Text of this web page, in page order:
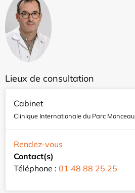
Lieux de consultation
Cabinet
Clinique Internationale du Parc Monceau
Rendez-vous
Contact(s)
Téléphone : 01 48 88 25 25